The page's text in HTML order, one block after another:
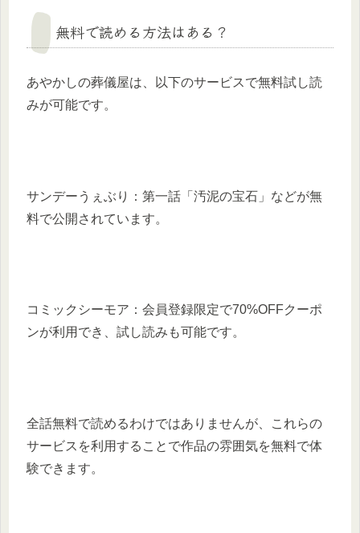
無料で読める方法はある？
あやかしの葬儀屋は、以下のサービスで無料試し読
みが可能です。
サンデーうぇぶり：第一話「汚泥の宝石」などが無
料で公開されています。
コミックシーモア：会員登録限定で70%OFFクーポ
ンが利用でき、試し読みも可能です。
全話無料で読めるわけではありませんが、これらの
サービスを利用することで作品の雰囲気を無料で体
験できます。